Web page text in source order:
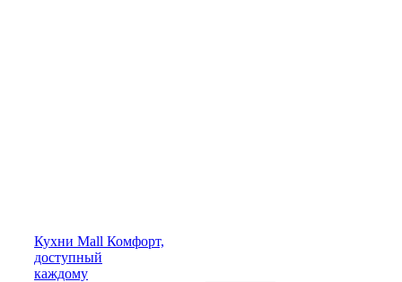
Кухни Mall Комфорт,
доступный
каждому